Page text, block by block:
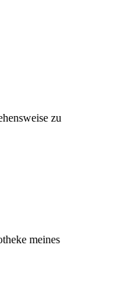
zu
meines